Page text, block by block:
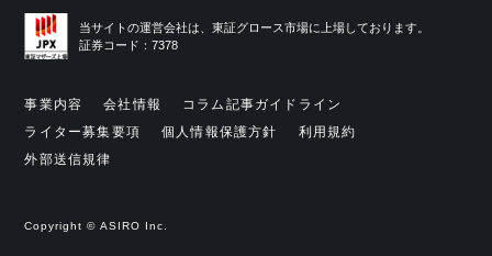
当サイトの運営会社は、東証グロース市場に上場しております。
証券コード：7378
事業内容 会社情報
コラム記事ガイドライン
ライター募集要項
個人情報保護方針
利用規約
外部送信規律
Copyright © ASIRO Inc.